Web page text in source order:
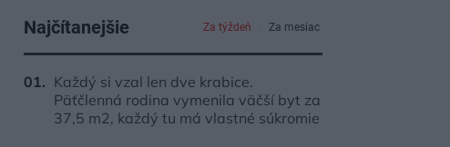
Najčítanejšie Za týždeň Za mesiac
Každý si vzal len dve krabice.
Päťčlenná rodina vymenila väčší byt za
37,5 m2, každý tu má vlastné súkromie